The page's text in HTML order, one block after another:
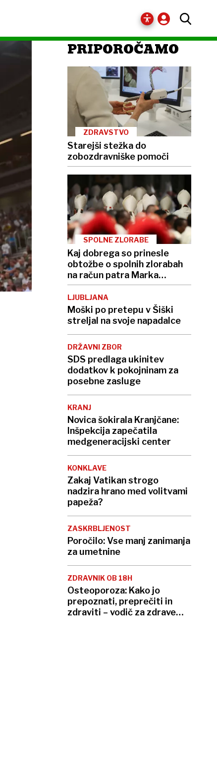
PRIPOROČAMO
ZDRAVSTVO
Starejši stežka do
zobozdravniške pomoči
SPOLNE ZLORABE
Kaj dobrega so prinesle
obtožbe o spolnih zlorabah
na račun patra Marka
Rupnika?
LJUBLJANA
Moški po pretepu v Šiški
streljal na svoje napadalce
DRŽAVNI ZBOR
SDS predlaga ukinitev
dodatkov k pokojninam za
posebne zasluge
KRANJ
Novica šokirala Kranjčane:
Inšpekcija zapečatila
medgeneracijski center
KONKLAVE
Zakaj Vatikan strogo
nadzira hrano med volitvami
papeža?
ZASKRBLJENOST
Poročilo: Vse manj zanimanja
za umetnine
ZDRAVNIK OB 18H
Osteoporoza: Kako jo
prepoznati, preprečiti in
zdraviti – vodič za zdrave